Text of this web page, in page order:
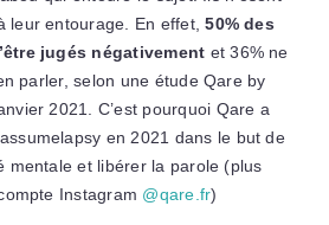
leur entourage. En effet,50% des
jugés négativement et 36% ne
parler, selon une étude Qare by
2021. C’est pourquoi Qare a
en 2021 dans le but de
mentale et libérer la parole (plus
Instagram @qare.fr)